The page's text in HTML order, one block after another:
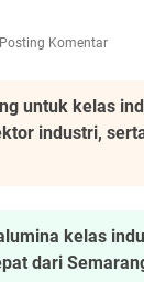
Posting Komentar
untuk kelas
industri,
kelas
dari